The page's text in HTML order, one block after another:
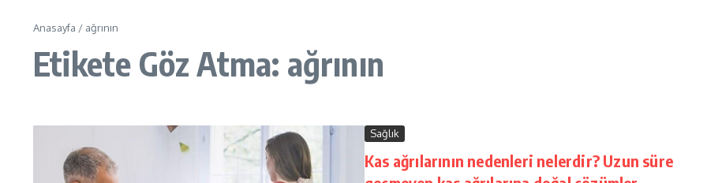
Anasayfa / ağrının
Etikete Göz Atma: ağrının
Sağlık
Kas ağrılarının nedenleri nelerdir? Uzun süre